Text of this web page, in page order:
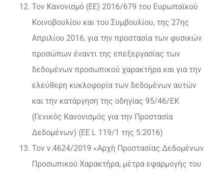
Τον Κανονισμό (ΕΕ) 2016/679 του Ευρωπαϊκού
Κοινοβουλίου και του Συμβουλίου, της 27ης
Απριλίου 2016, για την προστασία των φυσικών
προσώπων έναντι της επεξεργασίας των
δεδομένων προσωπικού χαρακτήρα και για την
ελεύθερη κυκλοφορία των δεδομένων αυτών
και την κατάργηση της οδηγίας 95/46/ΕΚ
(Γενικός Κανονισμός για την Προστασία
Δεδομένων) (ΕΕ L 119/1 της 5.2016)
Τον ν.4624/2019 «Αρχή Προστασίας Δεδομένων
Προσωπικού Χαρακτήρα, μέτρα εφαρμογής του